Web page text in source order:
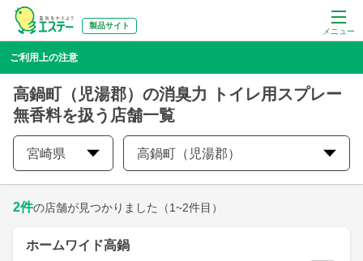
メニュー
製品サイト
ご利用上の注意
高鍋町（児湯郡）の消臭力 トイレ用スプレー
無香料を扱う店舗一覧
宮崎県 高鍋町（児湯郡）
2件の店舗が見つかりました （1~2件目）
ホームワイド高鍋